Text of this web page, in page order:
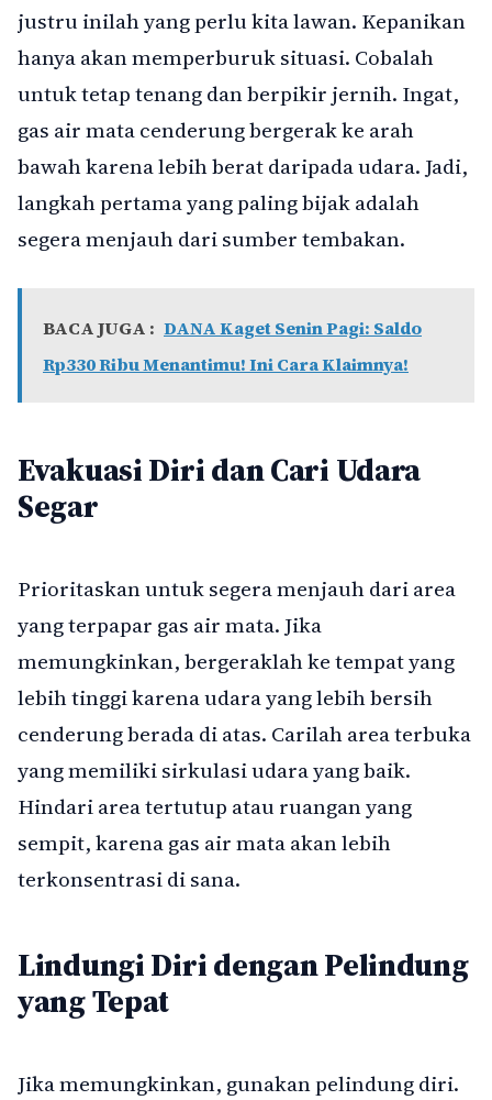
justru inilah yang perlu kita lawan. Kepanikan
hanya akan memperburuk situasi. Cobalah
untuk tetap tenang dan berpikir jernih. Ingat,
gas air mata cenderung bergerak ke arah
bawah karena lebih berat daripada udara. Jadi,
langkah pertama yang paling bijak adalah
segera menjauh dari sumber tembakan.
BACA JUGA : DANA Kaget Senin Pagi: Saldo
Rp330 Ribu Menantimu! Ini Cara Klaimnya!
Evakuasi Diri dan Cari Udara
Segar
Prioritaskan untuk segera menjauh dari area
yang terpapar gas air mata. Jika
memungkinkan, bergeraklah ke tempat yang
lebih tinggi karena udara yang lebih bersih
cenderung berada di atas. Carilah area terbuka
yang memiliki sirkulasi udara yang baik.
Hindari area tertutup atau ruangan yang
sempit, karena gas air mata akan lebih
terkonsentrasi di sana.
Lindungi Diri dengan Pelindung
yang Tepat
Jika memungkinkan, gunakan pelindung diri.